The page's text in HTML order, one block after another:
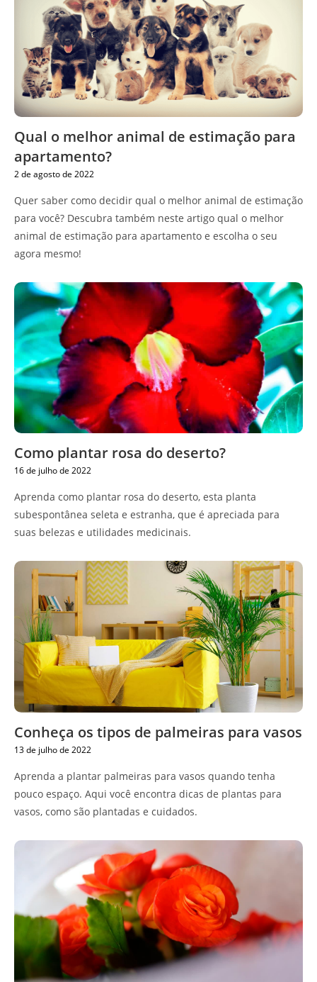
Qual o melhor animal de estimação para
apartamento?
2 de agosto de 2022
Quer saber como decidir qual o melhor animal de estimação
para você? Descubra também neste artigo qual o melhor
animal de estimação para apartamento e escolha o seu
agora mesmo!
Como plantar rosa do deserto?
16 de julho de 2022
Aprenda como plantar rosa do deserto, esta planta
subespontânea seleta e estranha, que é apreciada para
suas belezas e utilidades medicinais.
Conheça os tipos de palmeiras para vasos
13 de julho de 2022
Aprenda a plantar palmeiras para vasos quando tenha
pouco espaço. Aqui você encontra dicas de plantas para
vasos, como são plantadas e cuidados.